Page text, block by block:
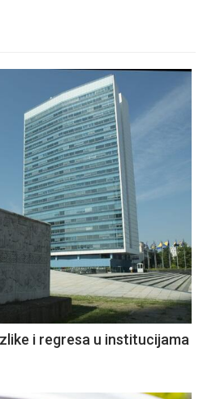
i regresa u institucijama